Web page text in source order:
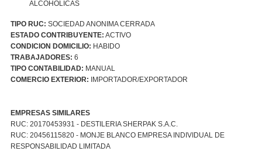
ALCOHOLICAS
TIPO RUC: SOCIEDAD ANONIMA CERRADA
ESTADO CONTRIBUYENTE: ACTIVO
CONDICION DOMICILIO: HABIDO
TRABAJADORES: 6
TIPO CONTABILIDAD: MANUAL
COMERCIO EXTERIOR: IMPORTADOR/EXPORTADOR
EMPRESAS SIMILARES
RUC: 20170453931 - DESTILERIA SHERPAK S.A.C.
RUC: 20456115820 - MONJE BLANCO EMPRESA INDIVIDUAL DE
RESPONSABILIDAD LIMITADA